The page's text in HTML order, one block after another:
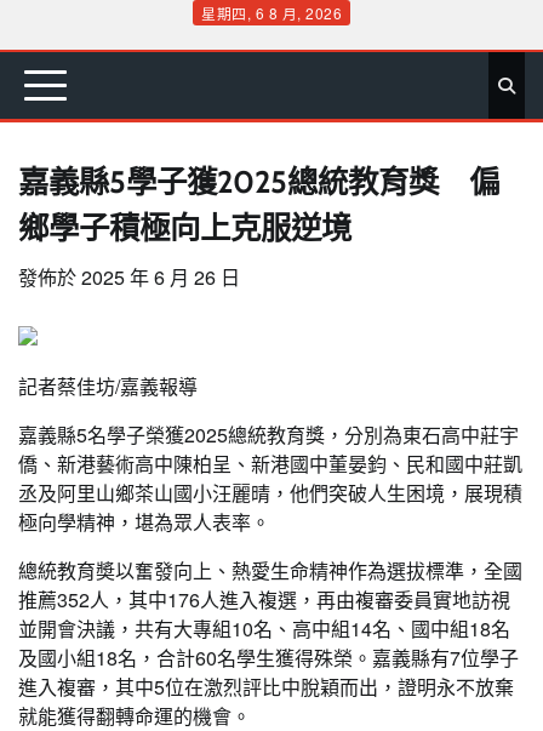
content
星期四, 6 8 月, 2026
首 要 娛 生 社 文 公 運 旅 政 地 專
嘉義縣5學子獲2025總統教育獎 偏
鄉學子積極向上克服逆境
發佈於2025 年 6 月 26 日
記者蔡佳坊/嘉義報導
嘉義縣5名學子榮獲2025總統教育獎，分別為東石高中莊宇
僑、新港藝術高中陳柏呈、新港國中董晏鈞、民和國中莊凱
丞及阿里山鄉茶山國小汪麗晴，他們突破人生困境，展現積
極向學精神，堪為眾人表率。
總統教育奬以奮發向上、熱愛生命精神作為選拔標準，全國
推薦352人，其中176人進入複選，再由複審委員實地訪視
並開會決議，共有大專組10名、高中組14名、國中組18名
及國小組18名，合計60名學生獲得殊榮。嘉義縣有7位學子
進入複審，其中5位在激烈評比中脫穎而出，證明永不放棄
就能獲得翻轉命運的機會。